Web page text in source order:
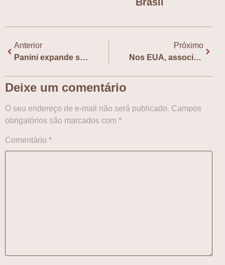
Anterior
Panini expande selo focado em literatura asiática e anuncia seis novos títulos
Próximo
Nos EUA, associações de editoras coreanas entram com ação contra o Google
Deixe um comentário
O seu endereço de e-mail não será publicado. Campos
obrigatórios são marcados com *
Comentário *